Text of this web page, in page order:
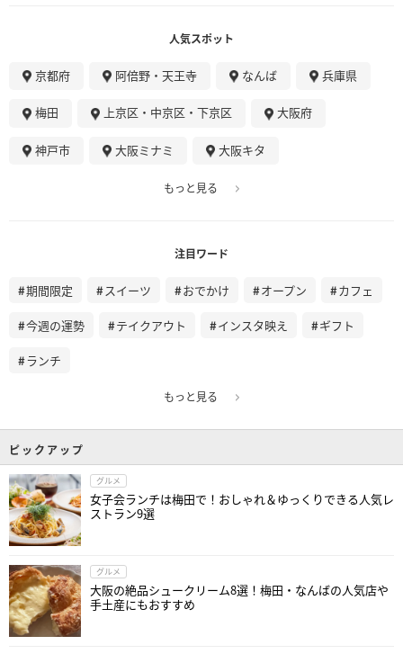
人気スポット
京都府 阿倍野・天王寺 なんば 兵庫県
梅田 上京区・中京区・下京区 大阪府
神戸市 大阪ミナミ 大阪キタ
もっと見る
注目ワード
期間限定 スイーツ おでかけ オープン カフェ
今週の運勢 テイクアウト インスタ映え ギフト
ランチ
もっと見る
ピックアップ
グルメ
女子会ランチは梅田で！おしゃれ＆ゆっくりできる人気レ
ストラン9選
グルメ
大阪の絶品シュークリーム8選！梅田・なんばの人気店や
手土産にもおすすめ